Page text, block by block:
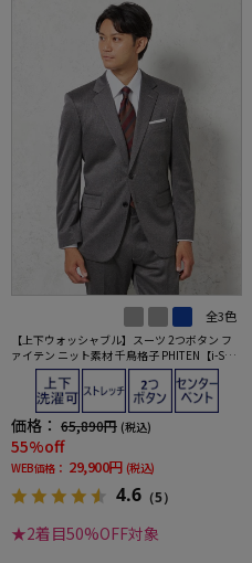
全3色
【上下ウォッシャブル】スーツ 2つボタン フ
ァイテン ニット素材 千鳥格子 PHITEN【i-Suit-
アイスーツ-】 秋冬
価格： 65,890円 (税込)
55%off
WEB価格： 29,900円 (税込)
4.6 （5）
★2着目50%OFF対象